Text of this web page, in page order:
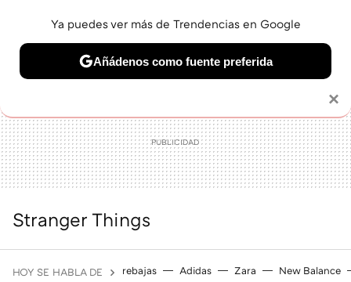
BELLEZA SHOPPING VIAJES GASTRO SNEAKERS
Stranger Things
HOY SE HABLA DE rebajas Adidas Zara New Balance
×
Ya puedes ver más de Trendencias en Google
Añádenos como fuente preferida